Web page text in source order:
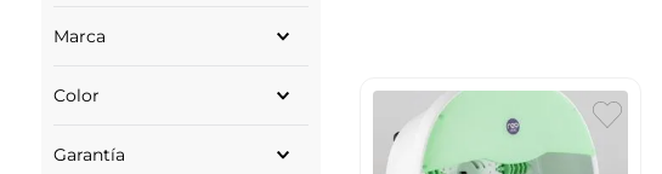
Marca
NEO SENS
Color
MORADO
Garantía
8.